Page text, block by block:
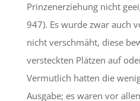
Prinzenerziehung nicht
947). Es wurde zwar auch
nicht verschmäht, diese
versteckten Plätzen auf
Vermutlich hatten die
Ausgabe; es waren vor